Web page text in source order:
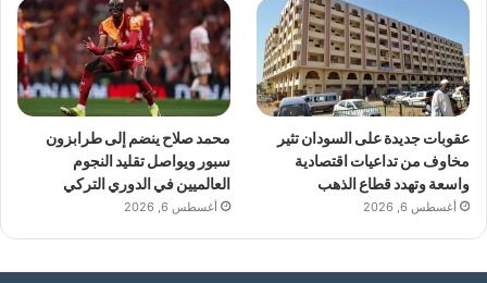
عقوبات جديدة على السودان تثير
مخاوف من تداعيات اقتصادية
واسعة وتهدد قطاع الذهب
أغسطس 6, 2026
محمد صلاح ينضم إلى طرابزون
سبور ويواصل تقليد النجوم
العالميين في الدوري التركي
أغسطس 6, 2026